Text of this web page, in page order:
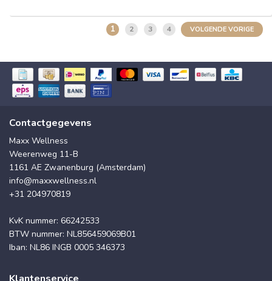
1 2 3 4 VOLGENDE VORIGE
Contactgegevens
Maxx Wellness
Weerenweg 11-B
1161 AE Zwanenburg (Amsterdam)
info@maxxwellness.nl
+31 204970819
KvK nummer: 66242533
BTW nummer: NL856459069B01
Iban: NL86 INGB 0005 346373